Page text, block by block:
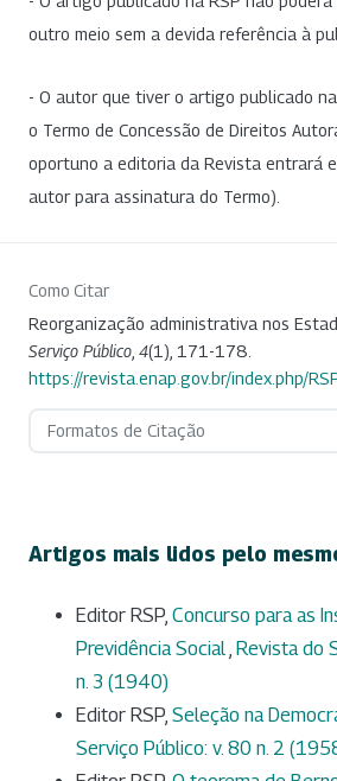
outro meio sem a devida referência à
- O autor que tiver o artigo publicado
o Termo de Concessão de Direitos
oportuno a editoria da Revista entrará
autor para assinatura do Termo).
Como Citar
Reorganização administrativa nos
Serviço Público, 4(1), 171-178.
https://revista.enap.gov.br/index.php/
Formatos de Citação
Artigos mais lidos pelo
Editor RSP, Concurso para as
Previdência Social, Revista do
n. 3 (1940)
Editor RSP, Seleção na
Serviço Público: v. 80 n. 2